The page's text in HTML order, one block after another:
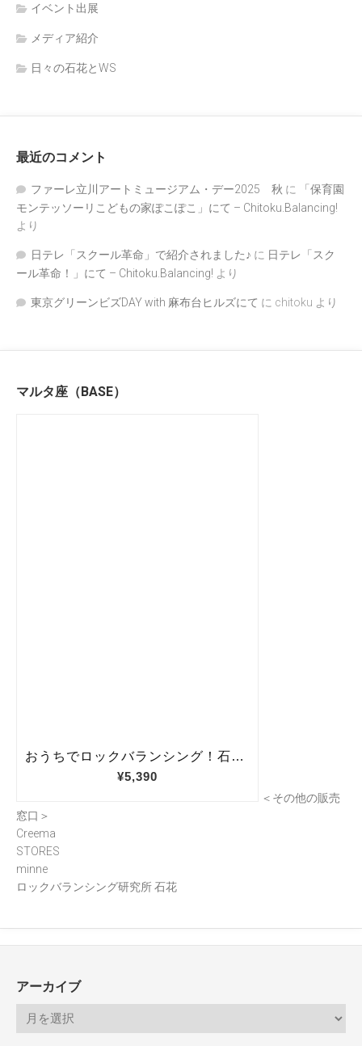
イベント出展
メディア紹介
日々の石花とWS
最近のコメント
ファーレ立川アートミュージアム・デー2025 秋 に
「保育園
モンテッソーリこどもの家ぽこぽこ」にて – Chitoku.Balancing!
より
日テレ「スクール革命」で紹介されました♪ に 日テレ「スク
ール革命！」にて – Chitoku.Balancing! より
東京グリーンビズDAY with 麻布台ヒルズにて に chitoku より
マルタ座（BASE）
＜その他の販売
窓口＞
Creema
STORES
minne
ロックバランシング研究所 石花
アーカイブ